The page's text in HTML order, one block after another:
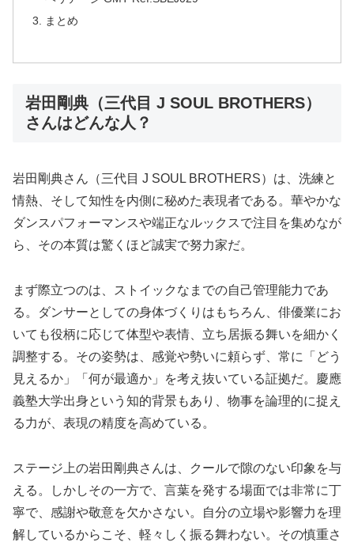
まとめ
岩田剛典（三代目 J SOUL BROTHERS）
さんはどんな人？
岩田剛典さん（三代目 J SOUL BROTHERS）は、洗練と
情熱、そして知性を内側に秘めた表現者である。華やかな
ダンスパフォーマンスや端正なルックスで注目を集めなが
ら、その本質は驚くほど誠実で努力家だ。
まず際立つのは、ストイックなまでの自己管理能力であ
る。ダンサーとしての身体づくりはもちろん、俳優業にお
いても役柄に応じて体型や表情、立ち居振る舞いを細かく
調整する。その姿勢は、感覚や勢いに頼らず、常に「どう
見えるか」「何が最適か」を考え抜いている証拠だ。慶應
義塾大学出身という知的背景もあり、物事を論理的に捉え
る力が、表現の精度を高めている。
ステージ上の岩田剛典さんは、クールで隙のない印象を与
える。しかしその一方で、言葉を発する場面では非常に丁
寧で、感謝や敬意を欠かさない。自分の立場や影響力を理
解しているからこそ、軽々しく振る舞わない。その慎重さ